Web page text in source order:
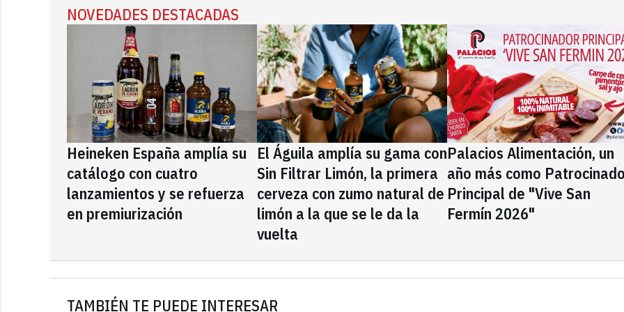
NOVEDADES DESTACADAS
Heineken España amplía su
catálogo con cuatro
lanzamientos y se refuerza
en premiurización
El Águila amplía su gama con
Sin Filtrar Limón, la primera
cerveza con zumo natural de
limón a la que se le da la
vuelta
Palacios Alimentación, un
año más como
Principal de "Vive San
Fermín 2026"
TAMBIÉN TE PUEDE INTERESAR